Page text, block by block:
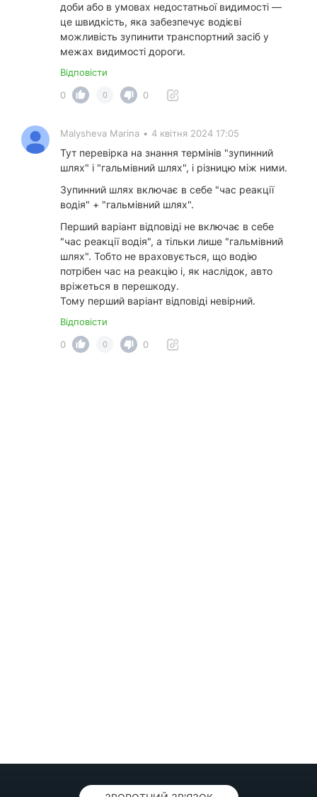
доби або в умовах недостатньої видимості —
це швидкість, яка забезпечує водієві
можливість зупинити транспортний засіб у
межах видимості дороги.
Відповісти
0
0 0
Malysheva Marina • 4 квітня 2024 17:05
Тут перевірка на знання термінів "зупинний
шлях" і "гальмівний шлях", і різницю між ними.
Зупинний шлях включає в себе "час реакції
водія" + "гальмівний шлях".
Перший варіант відповіді не включає в себе
"час реакції водія", а тільки лише "гальмівний
шлях". Тобто не враховується, що водію
потрібен час на реакцію і, як наслідок, авто
вріжеться в перешкоду.
Тому перший варіант відповіді невірний.
Відповісти
0
0 0